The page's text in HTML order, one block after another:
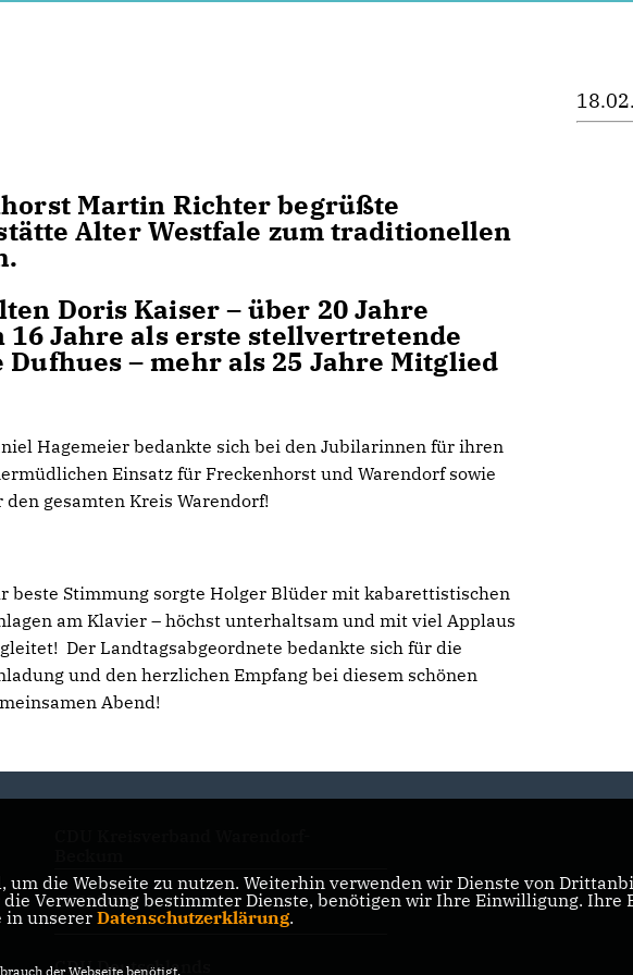
Martin Richter begrüßte
Alter Westfale zum traditionellen
Doris Kaiser – über 20 Jahre
Jahre als erste stellvertretende
– mehr als 25 Jahre Mitglied
Hagemeier bedankte sich bei den Jubilarinnen für ihren
Einsatz für Freckenhorst und Warendorf sowie
den gesamten Kreis Warendorf!
beste Stimmung sorgte Holger Blüder mit kabarettistischen
am Klavier – höchst unterhaltsam und mit viel Applaus
Der Landtagsabgeordnete bedankte sich für die
und den herzlichen Empfang bei diesem schönen
Abend!
CDU NRW
CDU Deutschlands
um die Webseite zu nutzen. Weiterhin verwenden wir Dienste von
Verwendung bestimmter Dienste, benötigen wir Ihre Einwilligung. Ihre
in unserer Datenschutzerklärung.
der Webseite benötigt.